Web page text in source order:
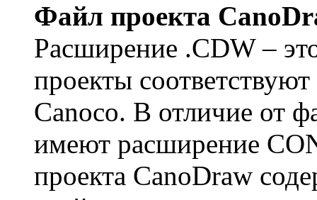
Файл проекта
Расширение .CDW –
проекты
Canoco. В отличие от
имеют расширение
проекта CanoDraw